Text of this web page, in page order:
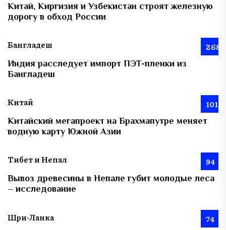
Китай, Киргизия и Узбекистан строят железную
дорогу в обход России
Бангладеш 268
Индия расследует импорт ПЭТ-пленки из
Бангладеш
Китай 101
Китайский мегапроект на Брахмапутре меняет
водную карту Южной Азии
Тибет и Непал 94
Вывоз древесины в Непале губит молодые леса
– исследование
Шри-Ланка 74